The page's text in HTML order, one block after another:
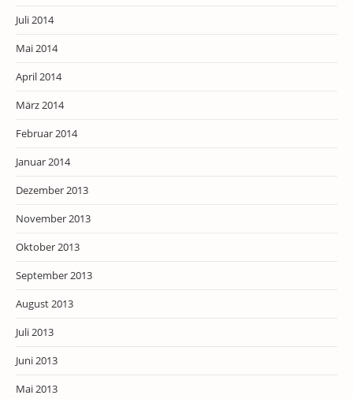
Juli 2014
Mai 2014
April 2014
März 2014
Februar 2014
Januar 2014
Dezember 2013
November 2013
Oktober 2013
September 2013
August 2013
Juli 2013
Juni 2013
Mai 2013